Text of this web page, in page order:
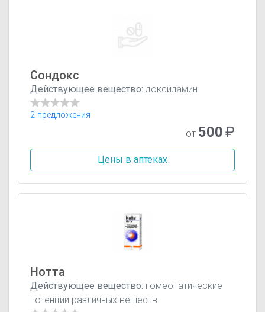
Сондокс
Действующее вещество: доксиламин
2 предложения
от 500₽
Цены в аптеках
Нотта
Действующее вещество: гомеопатические
потенции различных веществ